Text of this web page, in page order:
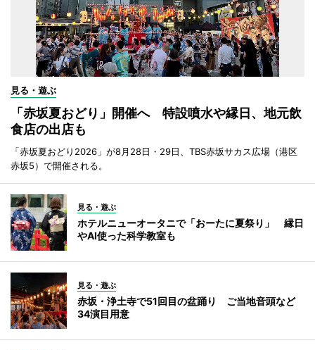
見る・遊ぶ
「赤坂夏おどり」開催へ 特設噴水や縁日、地元飲
食店の出店も
「赤坂夏おどり2026」が8月28日・29日、TBS赤坂サカス広場（港区
赤坂5）で開催される。
見る・遊ぶ
ホテルニューオータニで「おーたに夏祭り」 縁日
やAI使った科学教室も
見る・遊ぶ
赤坂・浄土寺で51回目の盆踊り ご当地音頭など
34演目用意